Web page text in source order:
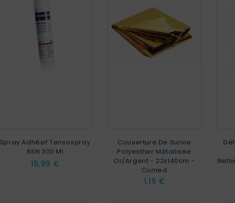
Spray Adhésif Tensospray
BSN 300 Ml
Prix
15,99 €
Couverture De Survie
Polyesther Métallisée
Or/argent - 22x140cm -
Comed
Prix
1,19 €